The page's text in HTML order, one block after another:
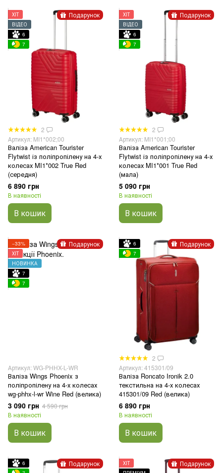
Подарунок
ХІТ
ВІДЕО
6
7
2
Артикул: MI1*002;00
Валіза American Tourister
Flytwist із поліпропілену на 4-х
колесах MI1*002 True Red
(середня)
6 890 грн
В наявності
В кошик
Подарунок
ХІТ
ВІДЕО
6
7
2
Артикул: MI1*001;00
Валіза American Tourister
Flytwist із поліпропілену на 4-х
колесах MI1*001 True Red
(мала)
5 090 грн
В наявності
В кошик
Подарунок
−33%
ХІТ
НОВИНКА
7
7
Артикул: WG-PHHX-L-WR
Валіза Wings Phoenix з
поліпропілену на 4-х колесах
wg-phhx-l-wr Wine Red (велика)
3 090 грн 4 590 грн
В наявності
В кошик
Подарунок
6
7
2
Артикул: 415301/09
Валіза Roncato Ironik 2.0
текстильна на 4-х колесах
415301/09 Red (велика)
6 890 грн
В наявності
В кошик
Подарунок
6
Подарунок
ХІТ